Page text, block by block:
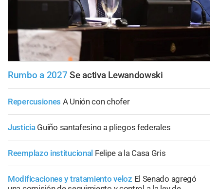
Rumbo a 2027 Se activa Lewandowski
Repercusiones A Unión con chofer
Justicia Guiño santafesino a pliegos federales
Reemplazo institucional Felipe a la Casa Gris
Modificaciones y tratamiento veloz El Senado agregó